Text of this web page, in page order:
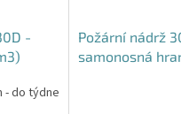
-
- do týdne
Požární nádrž
samonosná